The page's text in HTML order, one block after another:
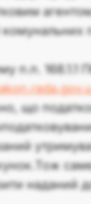
комунальних
п.п. 168.1.1
що
наданий